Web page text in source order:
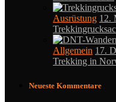
Ausrüstung 12.
Allgemein 17.
Trekking in
Neueste Kommentare